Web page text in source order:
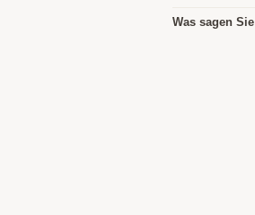
Was sagen